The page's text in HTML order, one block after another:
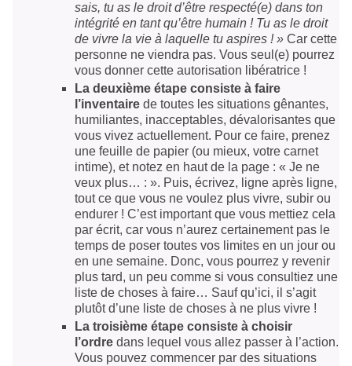
sais, tu as le droit d’être respecté(e) dans ton
intégrité en tant qu’être humain ! Tu as le droit
de vivre la vie à laquelle tu aspires ! » Car cette
personne ne viendra pas. Vous seul(e) pourrez
vous donner cette autorisation libératrice !
La deuxième étape consiste à faire
l’inventaire de toutes les situations gênantes,
humiliantes, inacceptables, dévalorisantes que
vous vivez actuellement. Pour ce faire, prenez
une feuille de papier (ou mieux, votre carnet
intime), et notez en haut de la page : « Je ne
veux plus… : ». Puis, écrivez, ligne après ligne,
tout ce que vous ne voulez plus vivre, subir ou
endurer ! C’est important que vous mettiez cela
par écrit, car vous n’aurez certainement pas le
temps de poser toutes vos limites en un jour ou
en une semaine. Donc, vous pourrez y revenir
plus tard, un peu comme si vous consultiez une
liste de choses à faire… Sauf qu’ici, il s’agit
plutôt d’une liste de choses à ne plus vivre !
La troisième étape consiste à choisir
l’ordre dans lequel vous allez passer à l’action.
Vous pouvez commencer par des situations